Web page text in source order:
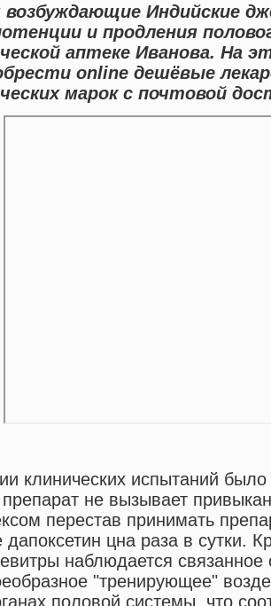
возбуждающие Индийские
и продления
аптеке Иванова. На
online дешёвые
марок с почтовой
клинических испытаний было
не вызывает
перестав принимать
дапоксетин цна раза в сутки.
наблюдается
"тренирующее"
половой системы, что